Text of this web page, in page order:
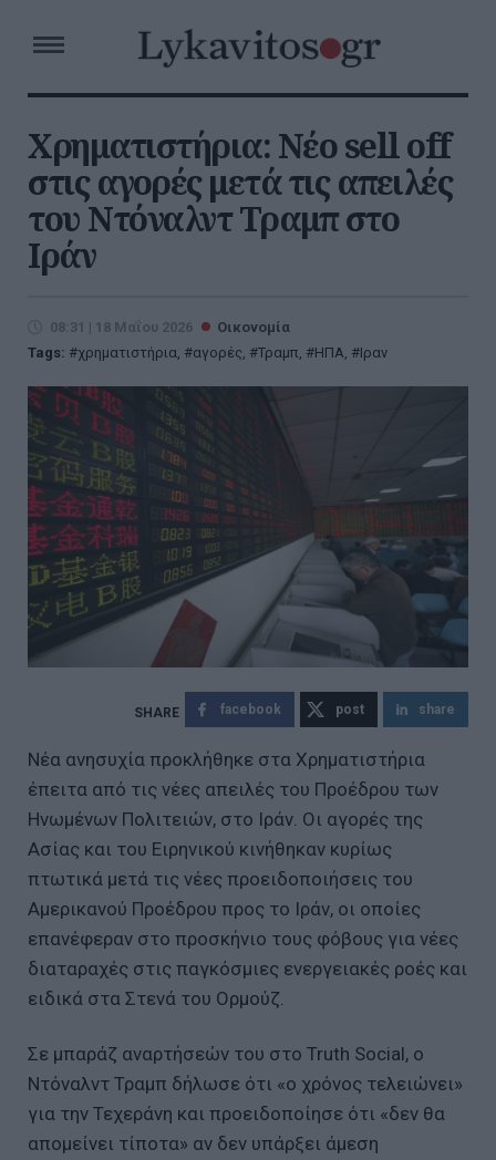
Χρηματιστήρια: Νέο sell off
στις αγορές μετά τις απειλές
του Ντόναλντ Τραμπ στο
Ιράν
08:31 | 18 Μαΐου 2026
Οικονομία
Tags:
χρηματιστήρια, αγορές, Τραμπ, ΗΠΑ, Ιραν
facebook post share
Νέα ανησυχία προκλήθηκε στα Χρηματιστήρια
έπειτα από τις νέες απειλές του Προέδρου των
Ηνωμένων Πολιτειών, στο Ιράν. Οι αγορές της
Ασίας και του Ειρηνικού κινήθηκαν κυρίως
πτωτικά μετά τις νέες προειδοποιήσεις του
Αμερικανού Προέδρου προς το Ιράν, οι οποίες
επανέφεραν στο προσκήνιο τους φόβους για νέες
διαταραχές στις παγκόσμιες ενεργειακές ροές και
ειδικά στα Στενά του Ορμούζ.
Σε μπαράζ αναρτήσεών του στο Truth Social, ο
Ντόναλντ Τραμπ δήλωσε ότι «ο χρόνος τελειώνει»
για την Τεχεράνη και προειδοποίησε ότι «δεν θα
απομείνει τίποτα» αν δεν υπάρξει άμεση